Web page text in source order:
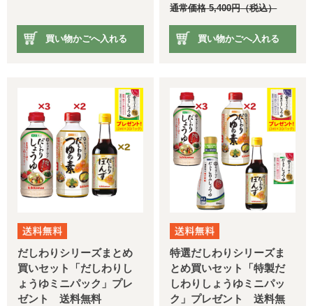
買い物かごへ入れる
通常価格5,400円（税込）
買い物かごへ入れる
だしわりシリーズまとめ
買いセット「だしわりし
ょうゆミニパック」プレ
ゼント 送料無料
特選だしわりシリーズま
とめ買いセット「特製だ
しわりしょうゆミニパッ
ク」プレゼント 送料無